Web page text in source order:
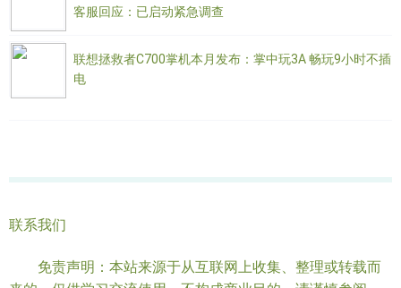
客服回应：已启动紧急调查
联想拯救者C700掌机本月发布：掌中玩3A 畅玩9小时不插
电
联系我们
免责声明：本站来源于从互联网上收集、整理或转载而